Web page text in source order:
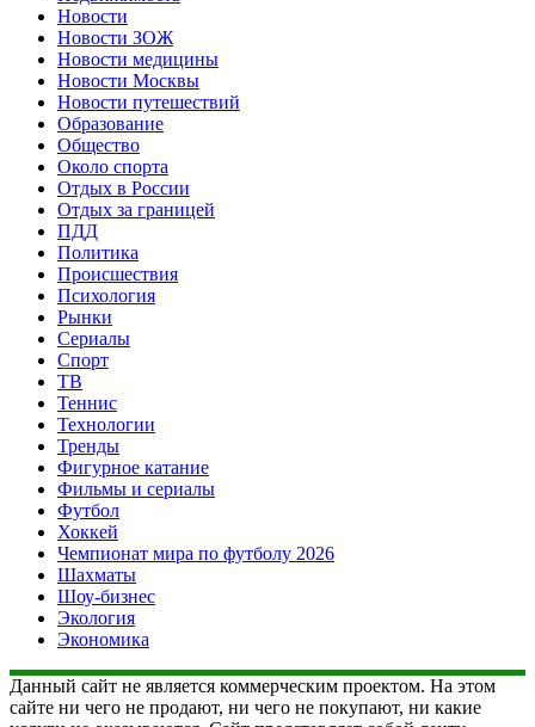
Новости
Новости ЗОЖ
Новости медицины
Новости Москвы
Новости путешествий
Образование
Общество
Около спорта
Отдых в России
Отдых за границей
ПДД
Политика
Происшествия
Психология
Рынки
Сериалы
Спорт
ТВ
Теннис
Технологии
Тренды
Фигурное катание
Фильмы и сериалы
Футбол
Хоккей
Чемпионат мира по футболу 2026
Шахматы
Шоу-бизнес
Экология
Экономика
Данный сайт не является коммерческим проектом. На этом
сайте ни чего не продают, ни чего не покупают, ни какие